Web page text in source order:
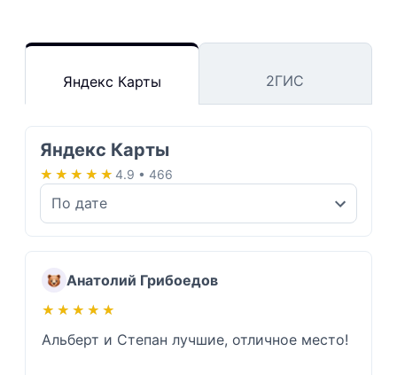
Яндекс Карты 2ГИС
Яндекс Карты
★★★★★
★★★★★ 4.9 • 466
Анатолий Грибоедов
★★★★★
★★★★★
Альберт и Степан лучшие, отличное место!